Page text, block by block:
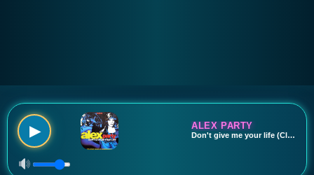
▶ ALEX PARTY
Don't give me your life (Classic Alex Party mix)